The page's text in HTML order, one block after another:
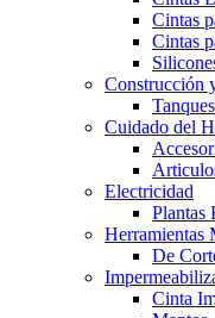
Cintas
Cintas
Construcción
Tanques
Cuidado del
Electricidad
Plantas
Herramientas
De
Cinta